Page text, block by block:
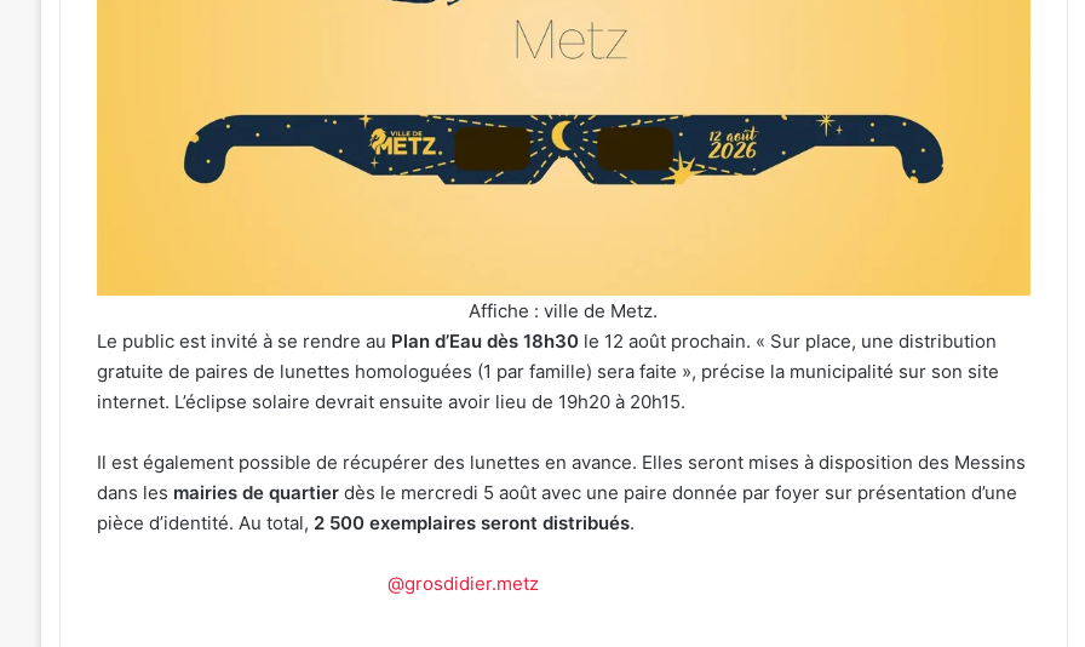
Affiche : ville de Metz.
Le public est invité à se rendre au Plan d’Eau dès 18h30le 12 août prochain. « Sur place, une distribution
gratuite de paires de lunettes homologuées (1 par famille) sera faite », précise la municipalité sur son site
internet. L’éclipse solaire devrait ensuite avoir lieu de 19h20 à 20h15.
Il est également possible de récupérer des lunettes en avance. Elles seront mises à disposition des Messins
dans les mairies de quartierdès le mercredi 5 août avec une paire donnée par foyer sur présentation d’une
pièce d’identité. Au total, 2 500 exemplaires seront distribués.
@grosdidier.metz
Bliesbruck
les
2026
organisé au parc archéologique
de Bliesbruck les 7 et 8 août 2026
Une
émotion
particulière
en
pour
le
grand
caritatif
la
FIM
grand dîner caritatif de la FIM
2026
Metz,
armée,
sports
la
semaine
(31
2026)
Tout-Metz,
combat : 7
Metz (31 juillet